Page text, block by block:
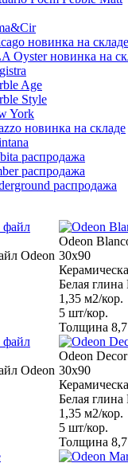
новинка на складе
Oyster новинка на
Age
Style
York
новинка на складе
распродажа
распродажа
распродажа
Odeon
Odeon
30x90
Белая
1,35 м2/кор.
5 шт/кор.
Толщина
Odeon
Odeon
30x90
Белая
1,35 м2/кор.
5 шт/кор.
Толщина